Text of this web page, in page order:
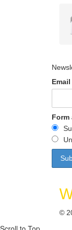
Form
©